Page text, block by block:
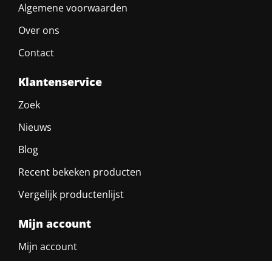
Algemene voorwaarden
Over ons
Contact
Klantenservice
Zoek
Nieuws
Blog
Recent bekeken producten
Vergelijk productenlijst
Mijn account
Mijn account